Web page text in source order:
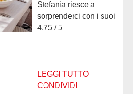
Stefania riesce a
sorprenderci con i suoi
piatti tradizionali ma
o esagerare ....
4.75 / 5
LEGGI TUTTO
CONDIVIDI